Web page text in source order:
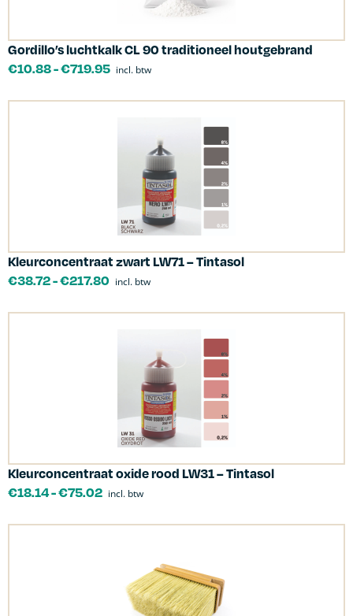
Gordillo’s luchtkalk CL 90 traditioneel houtgebrand
€10.88-€719.95 incl. btw
Kleurconcentraat zwart LW71 – Tintasol
€38.72-€217.80 incl. btw
Kleurconcentraat oxide rood LW31 – Tintasol
€18.14-€75.02 incl. btw